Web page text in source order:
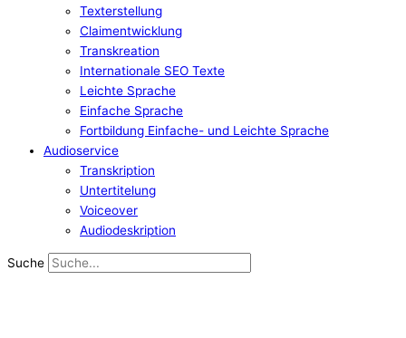
Texterstellung
Claimentwicklung
Transkreation
Internationale SEO Texte
Leichte Sprache
Einfache Sprache
Fortbildung Einfache- und Leichte Sprache
Audioservice
Transkription
Untertitelung
Voiceover
Audiodeskription
Suche